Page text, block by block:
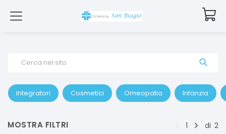
Cerca nel sito
Integratori Cosmetici Omeopatia Infanzia
MOSTRA FILTRI 1 di 2